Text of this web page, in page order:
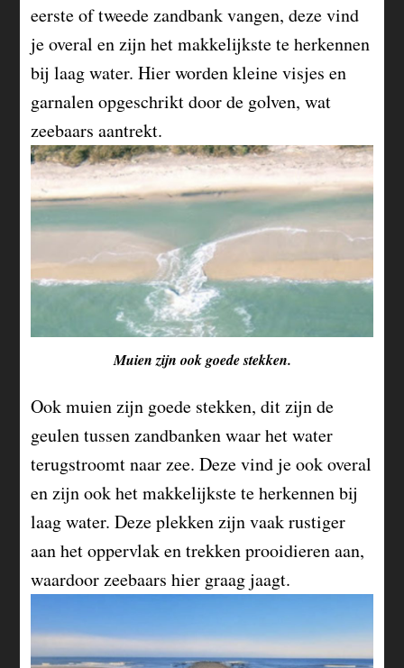
eerste of tweede zandbank vangen, deze vind
je overal en zijn het makkelijkste te herkennen
bij laag water. Hier worden kleine visjes en
garnalen opgeschrikt door de golven, wat
zeebaars aantrekt.
Muien zijn ook goede stekken.
Ook muien zijn goede stekken, dit zijn de
geulen tussen zandbanken waar het water
terugstroomt naar zee. Deze vind je ook overal
en zijn ook het makkelijkste te herkennen bij
laag water. Deze plekken zijn vaak rustiger
aan het oppervlak en trekken prooidieren aan,
waardoor zeebaars hier graag jaagt.